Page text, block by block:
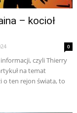
– kocioł
0
czyli Thierry
na temat
o ten rejon świata, to